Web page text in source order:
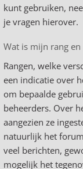
kunt gebruiken,
je vragen hierover.
Wat is mijn rang
Rangen, welke
een indicatie over
om bepaalde
beheerders. Over
aangezien ze
natuurlijk het
veel berichten,
mogelijk het